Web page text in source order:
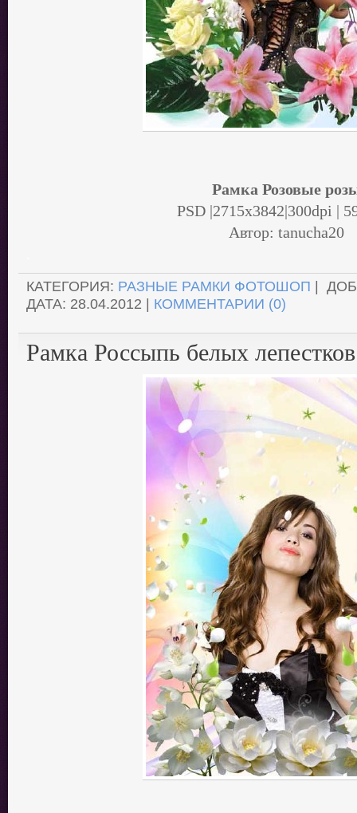
Рамка Розовые
PSD |2715х3842|300dpi |
Автор: tanucha20
КАТЕГОРИЯ: РАЗНЫЕ РАМКИ ФОТОШОП |
ДАТА: 28.04.2012 | КОММЕНТАРИИ (0)
Рамка Россыпь белых лепестков